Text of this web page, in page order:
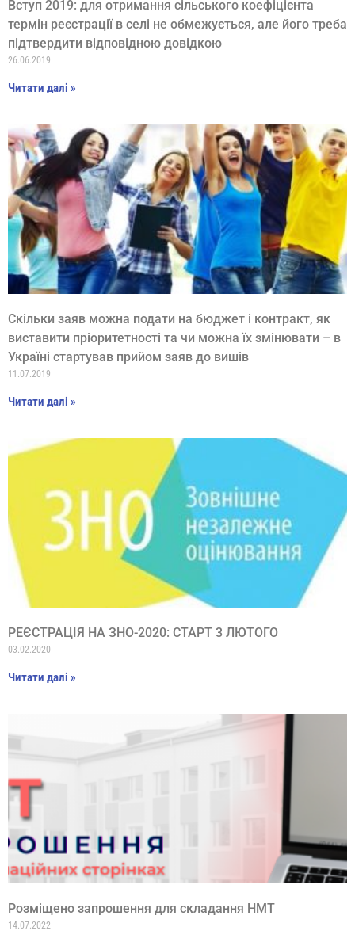
Вступ 2019: для отримання сільського коефіцієнта
термін реєстрації в селі не обмежується, але його треба
підтвердити відповідною довідкою
26.06.2019
Читати далі »
Скільки заяв можна подати на бюджет і контракт, як
виставити пріоритетності та чи можна їх змінювати – в
Україні стартував прийом заяв до вишів
11.07.2019
Читати далі »
РЕЄСТРАЦІЯ НА ЗНО-2020: СТАРТ 3 ЛЮТОГО
03.02.2020
Читати далі »
Розміщено запрошення для складання НМТ
14.07.2022